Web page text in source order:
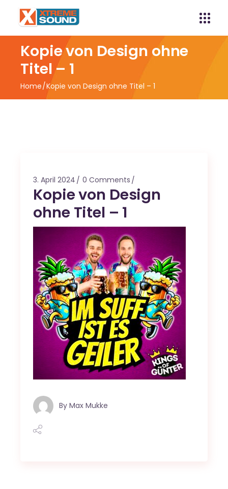
Kopie von Design ohne
Titel – 1
Home Kopie von Design ohne Titel – 1
3. April 2024 0 Comments
Kopie von Design
ohne Titel – 1
By Max Mukke